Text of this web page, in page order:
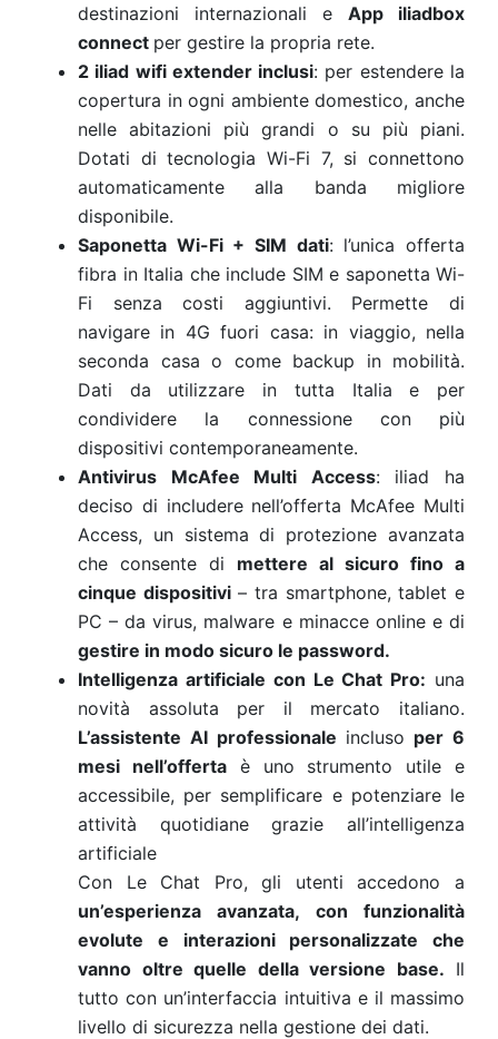
destinazioni internazionali e App iliadbox
connect per gestire la propria rete.
2 iliad wifi extender inclusi: per estendere la
copertura in ogni ambiente domestico, anche
nelle abitazioni più grandi o su più piani.
Dotati di tecnologia Wi-Fi 7, si connettono
automaticamente alla banda migliore
disponibile.
Saponetta Wi-Fi + SIM dati: l’unica offerta
fibra in Italia che include SIM e saponetta Wi-
Fi senza costi aggiuntivi. Permette di
navigare in 4G fuori casa: in viaggio, nella
seconda casa o come backup in mobilità.
Dati da utilizzare in tutta Italia e per
condividere la connessione con più
dispositivi contemporaneamente.
Antivirus McAfee Multi Access: iliad ha
deciso di includere nell’offerta McAfee Multi
Access, un sistema di protezione avanzata
che consente di mettere al sicuro fino a
cinque dispositivi– tra smartphone, tablet e
PC – da virus, malware e minacce online e di
gestire in modo sicuro le password.
Intelligenza artificiale con Le Chat Pro: una
novità assoluta per il mercato italiano.
L’assistente AI professionale incluso per 6
mesi nell’offertaè uno strumento utile e
accessibile, per semplificare e potenziare le
attività quotidiane grazie all’intelligenza
artificiale
Con Le Chat Pro, gli utenti accedono a
un’esperienza avanzata, con funzionalità
evolute e interazioni personalizzate che
vanno oltre quelle della versione base. Il
tutto con un’interfaccia intuitiva e il massimo
livello di sicurezza nella gestione dei dati.